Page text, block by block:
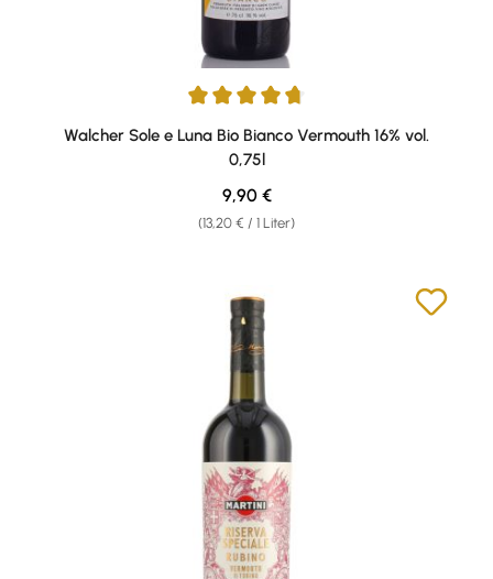
Durchschnittliche Bewertung von 4.83 von 5 Sternen
Walcher Sole e Luna Bio Bianco Vermouth 16% vol.
0,75l
(13,20 € / 1 Liter)
Regulärer Preis:
9,90 €